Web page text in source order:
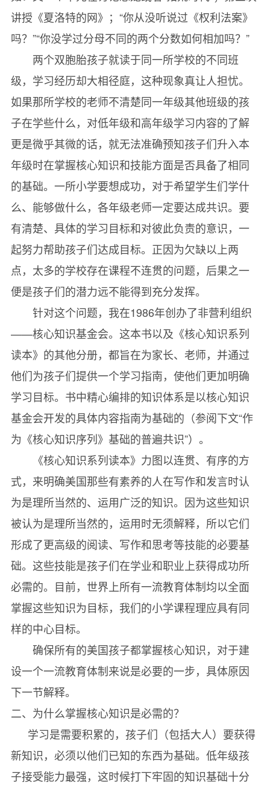
讲授《夏洛特的网》；“你从没听说过《权利法案》
吗？”“你没学过分母不同的两个分数如何相加吗？”
两个双胞胎孩子就读于同一所学校的不同班
级，学习经历却大相径庭，这种现象真让人担忧。
如果那所学校的老师不清楚同一年级其他班级的孩
子在学些什么，对低年级和高年级学习内容的了解
更是微乎其微的话，就无法准确预知孩子们升入本
年级时在掌握核心知识和技能方面是否具备了相同
的基础。一所小学要想成功，对于希望学生们学什
么、能够做什么，各年级老师一定要达成共识。要
有清楚、具体的学习目标和对彼此负责的意识，一
起努力帮助孩子们达成目标。正因为欠缺以上两
点，太多的学校存在课程不连贯的问题，后果之一
便是孩子们的潜力远不能得到充分发挥。
针对这个问题，我在1986年创办了非营利组织
——核心知识基金会。这本书以及《核心知识系列
读本》的其他分册，都旨在为家长、老师，并通过
他们为孩子们提供一个学习指南，使他们更加明确
学习目标。书中精心编排的知识体系是以核心知识
基金会开发的具体内容指南为基础的（参阅下文“作
为《核心知识序列》基础的普遍共识”）。
《核心知识系列读本》力图以连贯、有序的方
式，来明确美国那些有素养的人在写作和发言时认
为是理所当然的、运用广泛的知识。因为这些知识
被认为是理所当然的，运用时无须解释，所以它们
形成了更高级的阅读、写作和思考等技能的必要基
础。这些技能是孩子们在学业和职业上获得成功所
必需的。目前，世界上所有一流教育体制均以全面
掌握这些知识为目标，我们的小学课程理应具有同
样的中心目标。
确保所有的美国孩子都掌握核心知识，对于建
设一个一流教育体制来说是必要的一步，具体原因
下一节解释。
二、为什么掌握核心知识是必需的？
学习是需要积累的，孩子们（包括大人）要获得
新知识，必须以他们已知的东西为基础。低年级孩
子接受能力最强，这时候打下牢固的知识基础十分